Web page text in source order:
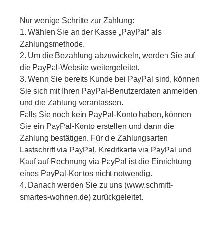
Nur wenige Schritte zur Zahlung:
1. Wählen Sie an der Kasse „PayPal“ als
Zahlungsmethode.
2. Um die Bezahlung abzuwickeln, werden Sie auf
die PayPal-Website weitergeleitet.
3. Wenn Sie bereits Kunde bei PayPal sind, können
Sie sich mit Ihren PayPal-Benutzerdaten anmelden
und die Zahlung veranlassen.
Falls Sie noch kein PayPal-Konto haben, können
Sie ein PayPal-Konto erstellen und dann die
Zahlung bestätigen. Für die Zahlungsarten
Lastschrift via PayPal, Kreditkarte via PayPal und
Kauf auf Rechnung via PayPal ist die Einrichtung
eines PayPal-Kontos nicht notwendig.
4. Danach werden Sie zu uns (www.schmitt-
smartes-wohnen.de) zurückgeleitet.